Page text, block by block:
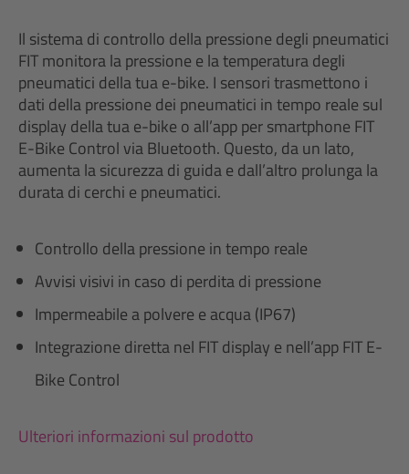
Il sistema di controllo della pressione degli pneumatici
FIT monitora la pressione e la temperatura degli
pneumatici della tua e-bike. I sensori trasmettono i
dati della pressione dei pneumatici in tempo reale sul
display della tua e-bike o all’app per smartphone FIT
E-Bike Control via Bluetooth. Questo, da un lato,
aumenta la sicurezza di guida e dall’altro prolunga la
durata di cerchi e pneumatici.
Controllo della pressione in tempo reale
Avvisi visivi in caso di perdita di pressione
Impermeabile a polvere e acqua (IP67)
Integrazione diretta nel FIT display e nell’app FIT E-
Bike Control
Ulteriori informazioni sul prodotto